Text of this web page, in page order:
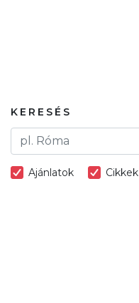
KERESÉS
Ajánlatok Cikkek